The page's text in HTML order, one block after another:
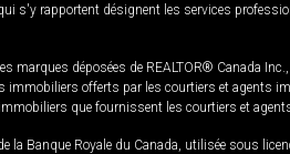
s'y rapportent désignent les services
marques déposées de REALTOR® Canada
immobiliers offerts par les courtiers et
que fournissent les courtiers et
la Banque Royale du Canada, utilisée sous